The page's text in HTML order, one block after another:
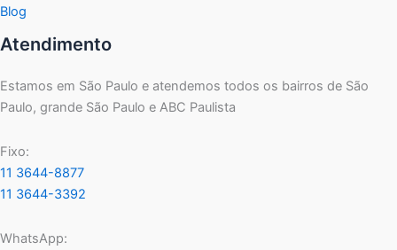
Blog
Atendimento
Estamos em São Paulo e atendemos todos os bairros de São
Paulo, grande São Paulo e ABC Paulista
Fixo:
11 3644-8877
11 3644-3392
WhatsApp: